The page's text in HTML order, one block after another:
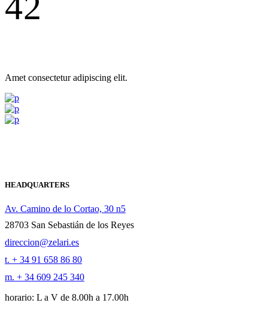
Amet consectetur adipiscing elit.
HEADQUARTERS
Av. Camino de lo Cortao, 30 n5
28703 San Sebastián de los Reyes
direccion@zelari.es
t. + 34 91 658 86 80
m. + 34 609 245 340
horario: L a V de 8.00h a 17.00h